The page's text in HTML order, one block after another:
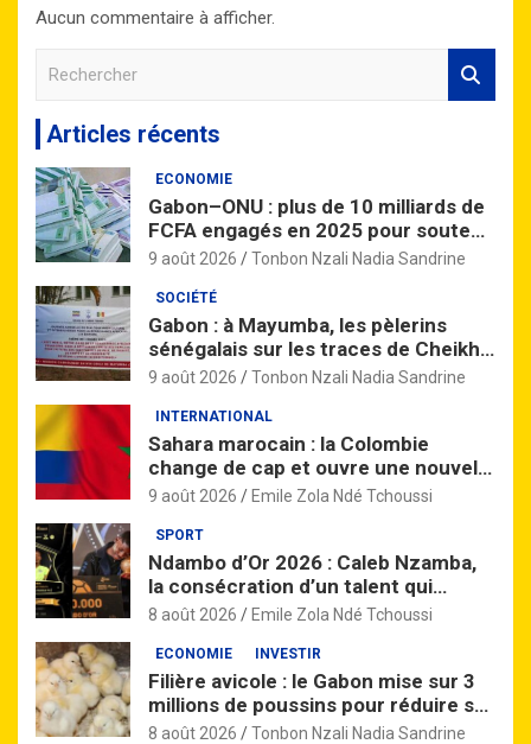
Aucun commentaire à afficher.
r
c
h
e
r
Articles récents
ECONOMIE
Gabon–ONU : plus de 10 milliards de
FCFA engagés en 2025 pour soutenir
le développement durable
9 août 2026 Tonbon Nzali Nadia Sandrine
SOCIÉTÉ
Gabon : à Mayumba, les pèlerins
sénégalais sur les traces de Cheikh
Amadou Bamba
9 août 2026 Tonbon Nzali Nadia Sandrine
INTERNATIONAL
Sahara marocain : la Colombie
change de cap et ouvre une nouvelle
page avec le Maroc
9 août 2026 Emile Zola Ndé Tchoussi
SPORT
Ndambo d’Or 2026 : Caleb Nzamba,
la consécration d’un talent qui
monte
8 août 2026 Emile Zola Ndé Tchoussi
ECONOMIE INVESTIR
Filière avicole : le Gabon mise sur 3
millions de poussins pour réduire sa
dépendance aux importations
8 août 2026 Tonbon Nzali Nadia Sandrine